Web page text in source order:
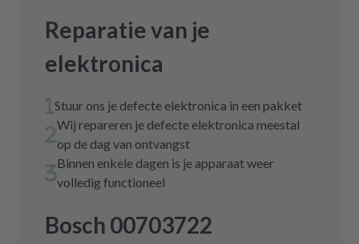
Reparatie van je
elektronica
Stuur ons je defecte elektronica in een pakket
Wij repareren je defecte elektronica meestal
op de dag van ontvangst
Binnen enkele dagen is je apparaat weer
volledig functioneel
Bosch 00703722